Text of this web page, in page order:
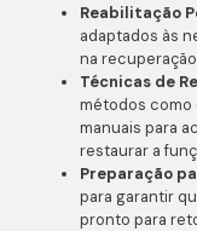
Reabilitação
adaptados às
na
Técnicas de
métodos como
manuais para
restaurar a
Preparação
para garantir
pronto para